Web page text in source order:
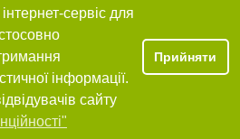
сервіс для
інформації.
сайту
Прийняти